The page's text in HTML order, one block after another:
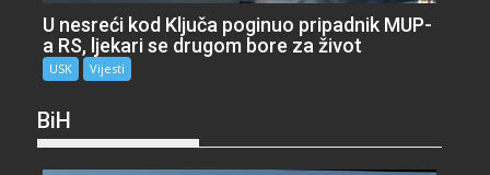
U nesreći kod Ključa poginuo pripadnik MUP-
a RS, ljekari se drugom bore za život
USK Vijesti
BiH